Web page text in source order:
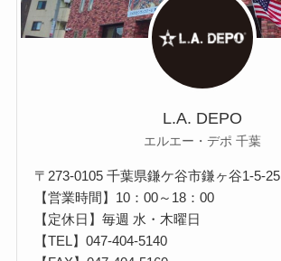
L.A. DEPO
エルエー・デポ 千葉
〒273-0105 千葉県鎌ケ谷市鎌ヶ谷1-5-25
【営業時間】10：00～18：00
【定休日】毎週 水・木曜日
【TEL】047-404-5140